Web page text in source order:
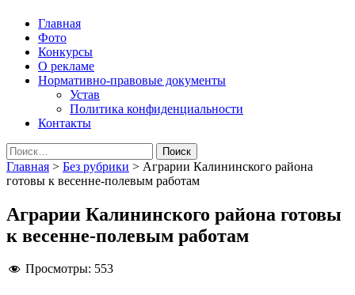
Народная трибуна
Калининская районная газета
Главная
Фото
Конкурсы
О рекламе
Нормативно-правовые документы
Устав
Политика конфиденциальности
Контакты
Найти:
Главная > Без рубрики > Аграрии Калининского района
готовы к весенне-полевым работам
Аграрии Калининского района готовы
к весенне-полевым работам
Просмотры: 553